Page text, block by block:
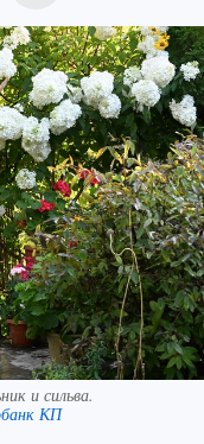
и сильва.
КП